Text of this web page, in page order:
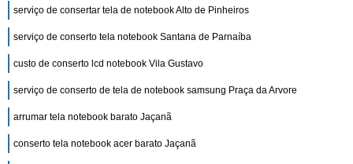
serviço de consertar tela de notebook Alto de Pinheiros
serviço de conserto tela notebook Santana de Parnaíba
custo de conserto lcd notebook Vila Gustavo
serviço de conserto de tela de notebook samsung Praça da Arvore
arrumar tela notebook barato Jaçanã
conserto tela notebook acer barato Jaçanã